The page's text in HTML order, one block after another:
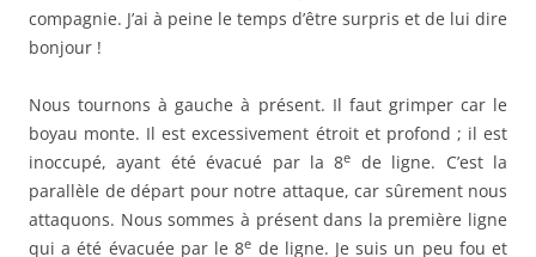
Enfin voici un point où nous nous arrêtons, c’est une
espèce de carrefour, le point
Il est 2 heures. Le bombardement ennemi est effroyable.
C’est un véritable enfer.